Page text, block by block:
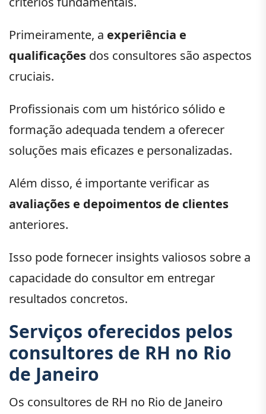
Primeiramente, a experiência e
qualificações dos consultores são aspectos
cruciais.
Profissionais com um histórico sólido e
formação adequada tendem a oferecer
soluções mais eficazes e personalizadas.
Além disso, é importante verificar as
avaliações e depoimentos de clientes
anteriores.
Isso pode fornecer insights valiosos sobre a
capacidade do consultor em entregar
resultados concretos.
Serviços oferecidos pelos
consultores de RH no Rio
de Janeiro
Os consultores de RH no Rio de Janeiro